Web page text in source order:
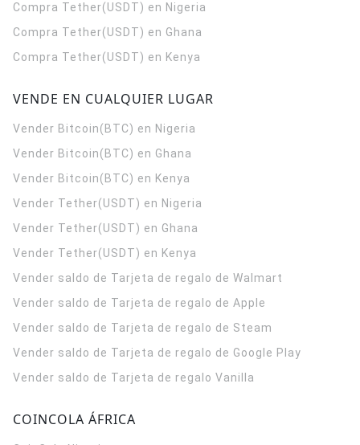
Compra Tether(USDT) en Nigeria
Compra Tether(USDT) en Ghana
Compra Tether(USDT) en Kenya
VENDE EN CUALQUIER LUGAR
Vender Bitcoin(BTC) en Nigeria
Vender Bitcoin(BTC) en Ghana
Vender Bitcoin(BTC) en Kenya
Vender Tether(USDT) en Nigeria
Vender Tether(USDT) en Ghana
Vender Tether(USDT) en Kenya
Vender saldo de Tarjeta de regalo de Walmart
Vender saldo de Tarjeta de regalo de Apple
Vender saldo de Tarjeta de regalo de Steam
Vender saldo de Tarjeta de regalo de Google Play
Vender saldo de Tarjeta de regalo Vanilla
COINCOLA ÁFRICA